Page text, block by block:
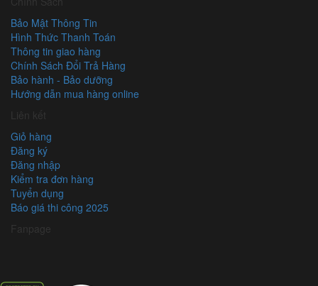
Bảo Mật Thông Tin
Hình Thức Thanh Toán
Thông tin giao hàng
Chính Sách Đổi Trả Hàng
Bảo hành - Bảo dưỡng
Hướng dẫn mua hàng online
Liên kết
Giỏ hàng
Đăng ký
Đăng nhập
Kiểm tra đơn hàng
Tuyển dụng
Báo giá thi công 2025
Fanpage